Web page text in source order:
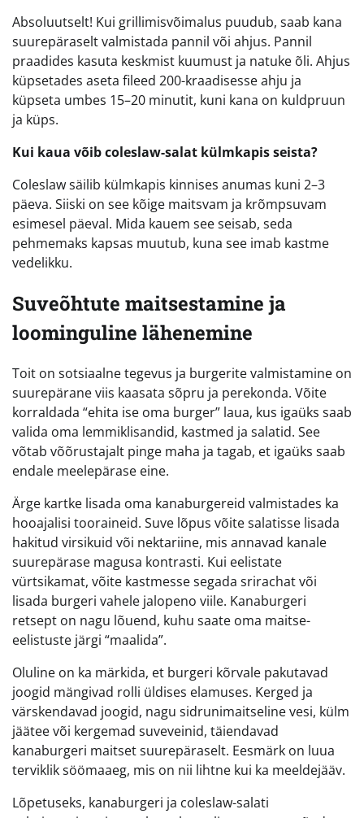
Absoluutselt! Kui grillimisvõimalus puudub, saab kana
suurepäraselt valmistada pannil või ahjus. Pannil
praadides kasuta keskmist kuumust ja natuke õli. Ahjus
küpsetades aseta fileed 200-kraadisesse ahju ja
küpseta umbes 15–20 minutit, kuni kana on kuldpruun
ja küps.
Kui kaua võib coleslaw-salat külmkapis seista?
Coleslaw säilib külmkapis kinnises anumas kuni 2–3
päeva. Siiski on see kõige maitsvam ja krõmpsuvam
esimesel päeval. Mida kauem see seisab, seda
pehmemaks kapsas muutub, kuna see imab kastme
vedelikku.
Suveõhtute maitsestamine ja
loominguline lähenemine
Toit on sotsiaalne tegevus ja burgerite valmistamine on
suurepärane viis kaasata sõpru ja perekonda. Võite
korraldada “ehita ise oma burger” laua, kus igaüks saab
valida oma lemmiklisandid, kastmed ja salatid. See
võtab võõrustajalt pinge maha ja tagab, et igaüks saab
endale meelepärase eine.
Ärge kartke lisada oma kanaburgereid valmistades ka
hooajalisi tooraineid. Suve lõpus võite salatisse lisada
hakitud virsikuid või nektariine, mis annavad kanale
suurepärase magusa kontrasti. Kui eelistate
vürtsikamat, võite kastmesse segada srirachat või
lisada burgeri vahele jalopeno viile. Kanaburgeri
retsept on nagu lõuend, kuhu saate oma maitse-
eelistuste järgi “maalida”.
Oluline on ka märkida, et burgeri kõrvale pakutavad
joogid mängivad rolli üldises elamuses. Kerged ja
värskendavad joogid, nagu sidrunimaitseline vesi, külm
jäätee või kergemad suveveinid, täiendavad
kanaburgeri maitset suurepäraselt. Eesmärk on luua
terviklik söömaaeg, mis on nii lihtne kui ka meeldejääv.
Lõpetuseks, kanaburgeri ja coleslaw-salati